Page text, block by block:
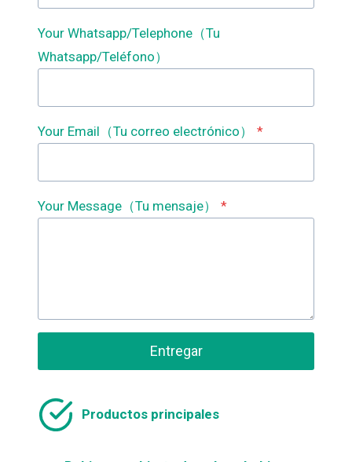
Your Whatsapp/Telephone（Tu
Whatsapp/Teléfono）
Your Email（Tu correo electrónico） *
Your Message（Tu mensaje） *
Entregar
Productos principales